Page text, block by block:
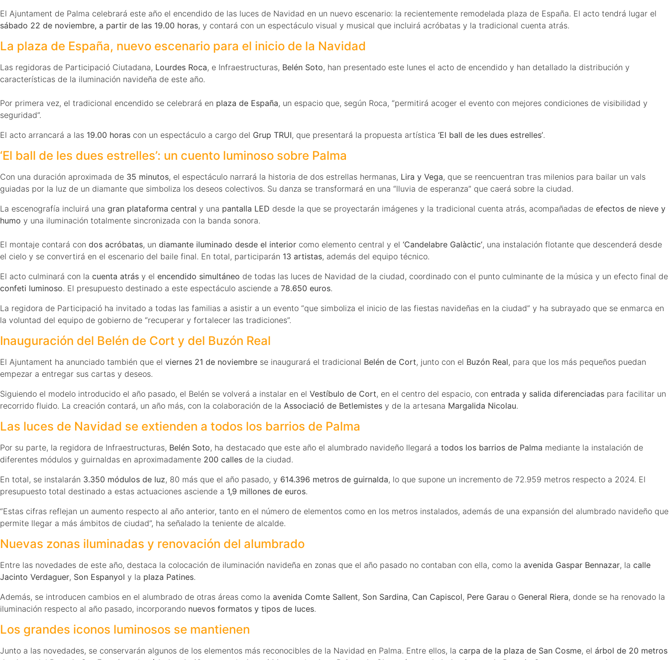
El Ajuntament de Palma celebrará este año el encendido de las luces de Navidad en un nuevo escenario: la recientemente remodelada plaza de España. El acto tendrá lugar el
sábado 22 de noviembre, a partir de las 19.00 horas, y contará con un espectáculo visual y musical que incluirá acróbatas y la tradicional cuenta atrás.
La plaza de España, nuevo escenario para el inicio de la Navidad
Las regidoras de Participació Ciutadana, Lourdes Roca, e Infraestructuras, Belén Soto, han presentado este lunes el acto de encendido y han detallado la distribución y
características de la iluminación navideña de este año.
Por primera vez, el tradicional encendido se celebrará en plaza de España, un espacio que, según Roca, “permitirá acoger el evento con mejores condiciones de visibilidad y
seguridad”.
El acto arrancará a las 19.00 horas con un espectáculo a cargo del Grup TRUI, que presentará la propuesta artística ‘El ball de les dues estrelles’.
‘El ball de les dues estrelles’: un cuento luminoso sobre Palma
Con una duración aproximada de 35 minutos, el espectáculo narrará la historia de dos estrellas hermanas, Lira y Vega, que se reencuentran tras milenios para bailar un vals
guiadas por la luz de un diamante que simboliza los deseos colectivos. Su danza se transformará en una “lluvia de esperanza” que caerá sobre la ciudad.
La escenografía incluirá una gran plataforma central y una pantalla LED desde la que se proyectarán imágenes y la tradicional cuenta atrás, acompañadas de efectos de nieve y
humo y una iluminación totalmente sincronizada con la banda sonora.
El montaje contará con dos acróbatas, un diamante iluminado desde el interior como elemento central y el ‘Candelabre Galàctic’, una instalación flotante que descenderá desde
el cielo y se convertirá en el escenario del baile final. En total, participarán 13 artistas, además del equipo técnico.
El acto culminará con la cuenta atrás y el encendido simultáneo de todas las luces de Navidad de la ciudad, coordinado con el punto culminante de la música y un efecto final de
confeti luminoso. El presupuesto destinado a este espectáculo asciende a 78.650 euros.
La regidora de Participació ha invitado a todas las familias a asistir a un evento “que simboliza el inicio de las fiestas navideñas en la ciudad” y ha subrayado que se enmarca en
la voluntad del equipo de gobierno de “recuperar y fortalecer las tradiciones”.
Inauguración del Belén de Cort y del Buzón Real
El Ajuntament ha anunciado también que el viernes 21 de noviembre se inaugurará el tradicional Belén de Cort, junto con el Buzón Real, para que los más pequeños puedan
empezar a entregar sus cartas y deseos.
Siguiendo el modelo introducido el año pasado, el Belén se volverá a instalar en el Vestíbulo de Cort, en el centro del espacio, con entrada y salida diferenciadas para facilitar un
recorrido fluido. La creación contará, un año más, con la colaboración de la Associació de Betlemistes y de la artesana Margalida Nicolau.
Las luces de Navidad se extienden a todos los barrios de Palma
Por su parte, la regidora de Infraestructuras, Belén Soto, ha destacado que este año el alumbrado navideño llegará a todos los barrios de Palma mediante la instalación de
diferentes módulos y guirnaldas en aproximadamente 200 calles de la ciudad.
En total, se instalarán 3.350 módulos de luz, 80 más que el año pasado, y 614.396 metros de guirnalda, lo que supone un incremento de 72.959 metros respecto a 2024. El
presupuesto total destinado a estas actuaciones asciende a 1,9 millones de euros.
“Estas cifras reflejan un aumento respecto al año anterior, tanto en el número de elementos como en los metros instalados, además de una expansión del alumbrado navideño que
permite llegar a más ámbitos de ciudad”, ha señalado la teniente de alcalde.
Nuevas zonas iluminadas y renovación del alumbrado
Entre las novedades de este año, destaca la colocación de iluminación navideña en zonas que el año pasado no contaban con ella, como la avenida Gaspar Bennazar, la calle
Jacinto Verdaguer, Son Espanyol y la plaza Patines.
Además, se introducen cambios en el alumbrado de otras áreas como la avenida Comte Sallent, Son Sardina, Can Capiscol, Pere Garau o General Riera, donde se ha renovado la
iluminación respecto al año pasado, incorporando nuevos formatos y tipos de luces.
Los grandes iconos luminosos se mantienen
Junto a las novedades, se conservarán algunos de los elementos más reconocibles de la Navidad en Palma. Entre ellos, la carpa de la plaza de San Cosme, el árbol de 20 metros